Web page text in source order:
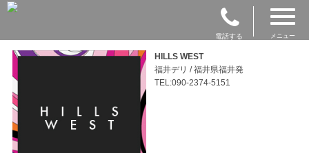
電話する メニュー
HILLS WEST
福井デリ / 福井県福井発
TEL:090-2374-5151